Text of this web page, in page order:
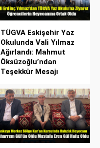
TÜGVA Eskişehir Yaz
Okulunda Vali Yılmaz
Ağırlandı: Mahmut
Öksüzoğlu’ndan
Teşekkür Mesajı